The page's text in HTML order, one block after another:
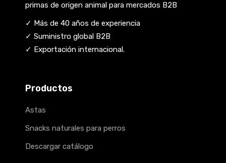
primas de origen animal para mercados B2B
✓ Más de 40 años de experiencia
✓ Suministro global B2B
✓ Exportación internacional.
Productos
Astas
Snacks naturales para perros
Descargar catálogo